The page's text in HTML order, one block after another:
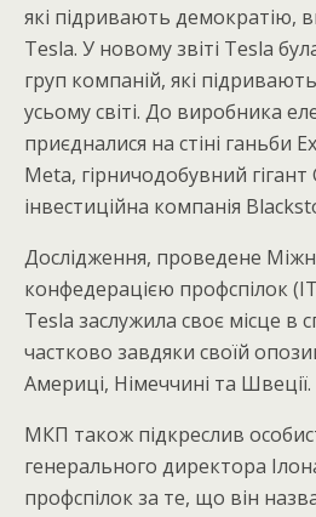
які підривають демократію,
Tesla. У новому звіті Tesla
груп компаній, які
усьому світі. До виробника
приєдналися на стіні ганьби
Meta, гірничодобувний
інвестиційна компанія
Дослідження, проведене
конфедерацією профспілок
Tesla заслужила своє місце в
частково завдяки своїй
Америці, Німеччині та Швеції.
МКП також підкреслив
генерального директора
профспілок за те, що він